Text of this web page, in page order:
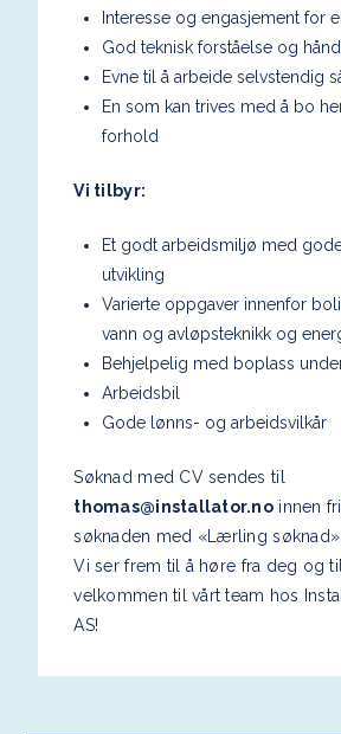
Interesse og engasjement for
God teknisk forståelse og
Evne til å arbeide selvstendig
En som kan trives med å bo
forhold
Vi tilbyr:
Et godt arbeidsmiljø med
utvikling
Varierte oppgaver innenfor
vann og avløpsteknikk og
Behjelpelig med boplass
Arbeidsbil
Gode lønns- og arbeidsvilkår
Søknad med CV sendes til
thomas@installator.no innen
søknaden med «Lærling søknad».
Vi ser frem til å høre fra deg og
velkommen til vårt team hos
AS!